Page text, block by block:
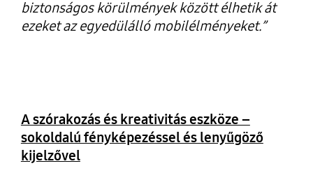
biztonságos körülmények között élhetik át
ezeket az egyedülálló mobilélményeket.”
A szórakozás és kreativitás eszköze –
sokoldalú fényképezéssel és lenyűgöző
kijelzővel